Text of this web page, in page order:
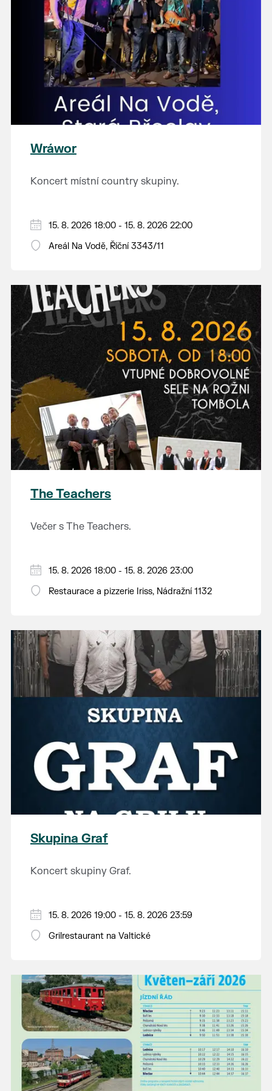
Wráwor
Koncert místní country skupiny.
15. 8. 2026 18:00 - 15. 8. 2026 22:00
Areál Na Vodě, Říční 3343/11
The Teachers
Večer s The Teachers.
15. 8. 2026 18:00 - 15. 8. 2026 23:00
Restaurace a pizzerie Iriss, Nádražní 1132
Skupina Graf
Koncert skupiny Graf.
15. 8. 2026 19:00 - 15. 8. 2026 23:59
Grilrestaurant na Valtické